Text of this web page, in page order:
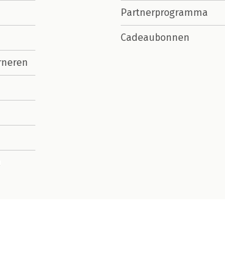
Partnerprogramma
Cadeaubonnen